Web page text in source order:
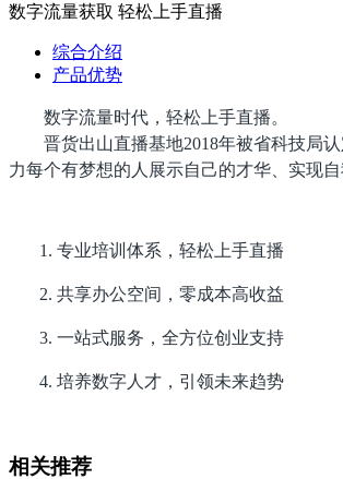
数字流量获取 轻松上手直播
综合介绍
产品优势
数字流量时代，轻松上手直播。
晋货出山直播基地2018年被省科技局
力每个有梦想的人展示自己的才华、实现
1. 专业培训体系，轻松上手直播
2. 共享办公空间，零成本高收益
3. 一站式服务，全方位创业支持
4. 培养数字人才，引领未来趋势
相关推荐